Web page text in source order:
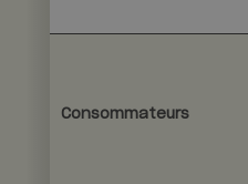
Consommateurs